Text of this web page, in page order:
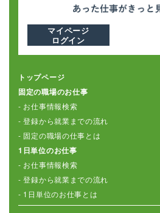
マイページ
ログイン
トップページ
固定の職場のお仕事
- お仕事情報検索
- 登録から就業までの流れ
- 固定の職場の仕事とは
1日単位のお仕事
- お仕事情報検索
- 登録から就業までの流れ
- 1日単位のお仕事とは